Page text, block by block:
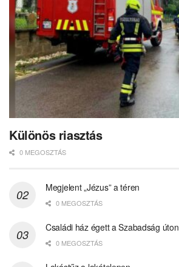
Különös riasztás
0 MEGOSZTÁS
Megjelent „Jézus” a téren
0 MEGOSZTÁS
Családi ház égett a Szabadság úton
0 MEGOSZTÁS